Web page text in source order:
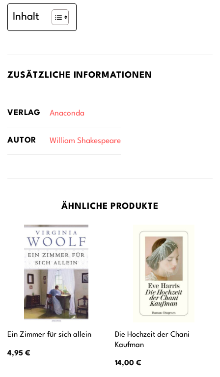
Inhalt
ZUSÄTZLICHE INFORMATIONEN
VERLAG Anaconda
AUTOR William Shakespeare
ÄHNLICHE PRODUKTE
Ein Zimmer für sich allein
4,95 €
Die Hochzeit der Chani
Kaufman
14,00 €